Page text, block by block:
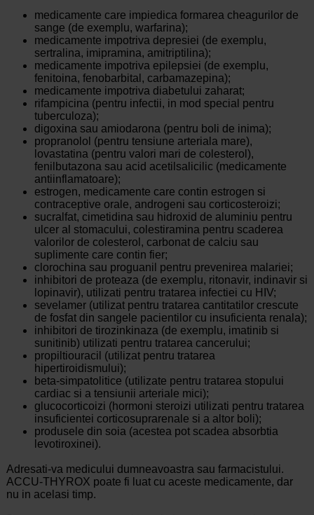
medicamente care impiedica formarea cheagurilor de
sange (de exemplu, warfarina);
medicamente impotriva depresiei (de exemplu,
sertralina, imipramina, amitriptilina);
medicamente impotriva epilepsiei (de exemplu,
fenitoina, fenobarbital, carbamazepina);
medicamente impotriva diabetului zaharat;
rifampicina (pentru infectii, in mod special pentru
tuberculoza);
digoxina sau amiodarona (pentru boli de inima);
propranolol (pentru tensiune arteriala mare),
lovastatina (pentru valori mari de colesterol),
fenilbutazona sau acid acetilsalicilic (medicamente
antiinflamatoare);
estrogen, medicamente care contin estrogen si
contraceptive orale, androgeni sau corticosteroizi;
sucralfat, cimetidina sau hidroxid de aluminiu pentru
ulcer al stomacului, colestiramina pentru scaderea
valorilor de colesterol, carbonat de calciu sau
suplimente care contin fier;
clorochina sau proguanil pentru prevenirea malariei;
inhibitori de proteaza (de exemplu, ritonavir, indinavir si
lopinavir), utilizati pentru tratarea infectiei cu HIV;
sevelamer (utilizat pentru tratarea cantitatilor crescute
de fosfat din sangele pacientilor cu insuficienta renala);
inhibitori de tirozinkinaza (de exemplu, imatinib si
sunitinib) utilizati pentru tratarea cancerului;
propiltiouracil (utilizat pentru tratarea
hipertiroidismului);
beta-simpatolitice (utilizate pentru tratarea stopului
cardiac si a tensiunii arteriale mici);
glucocorticoizi (hormoni steroizi utilizati pentru tratarea
insuficientei corticosuprarenale si a altor boli);
produsele din soia (acestea pot scadea absorbtia
levotiroxinei).
Adresati-va medicului dumneavoastra sau farmacistului.
ACCU-THYROX poate fi luat cu aceste medicamente, dar
nu in acelasi timp.